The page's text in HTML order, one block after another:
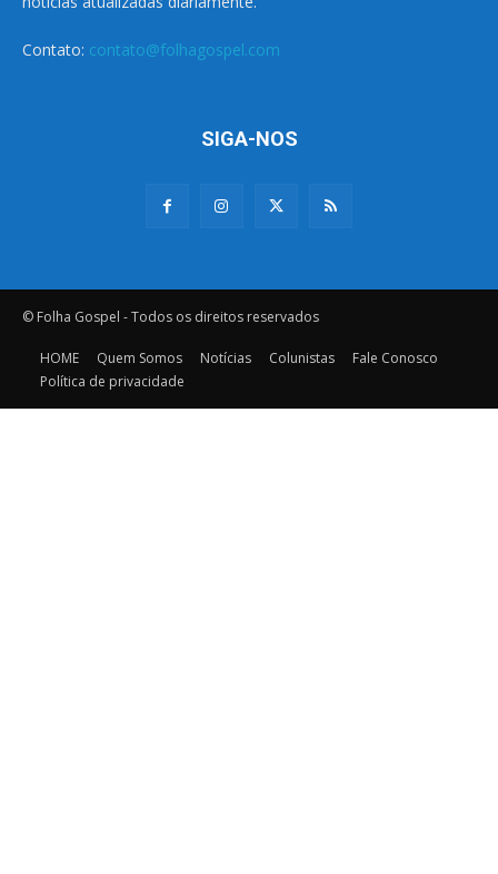
Contato: contato@folhagospel.com
SIGA-NOS
© Folha Gospel - Todos os direitos reservados
HOME Quem Somos Notícias Colunistas
Fale Conosco
Política de privacidade